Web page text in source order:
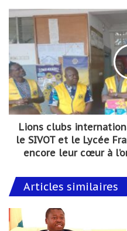
Lions clubs
le SIVOT et le Lycée
encore leur cœur à
Articles similaires